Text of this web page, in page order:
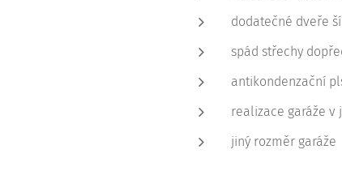
dodatečné dveře
spád střechy
antikondenzační
realizace garáže
jiný rozměr garáže